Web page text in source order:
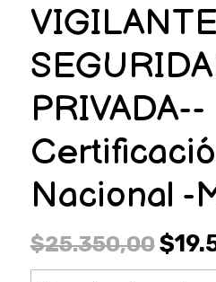
PRIVADA--
Nacional -
$25.350,00